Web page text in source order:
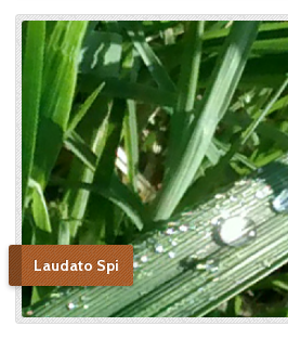
Laudato Spi